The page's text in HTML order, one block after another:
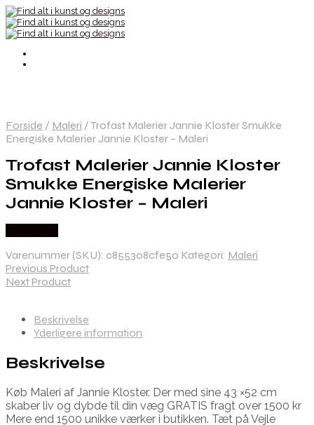
Forside / Maleri /Trofast Malerier Jannie Kloster Smukke
Energiske Malerier Jannie Kloster – Maleri
Trofast Malerier Jannie Kloster
Smukke Energiske Malerier
Jannie Kloster – Maleri
Varenummer (SKU): c855308cfe50 Kategori: Maleri
Previous Product
Next Product
Beskrivelse
Yderligere information
Beskrivelse
Køb Maleri af Jannie Kloster. Der med sine 43 ×52 cm
skaber liv og dybde til din væg GRATIS fragt over 1500 kr
Mere end 1500 unikke værker i butikken. Tæt på Vejle